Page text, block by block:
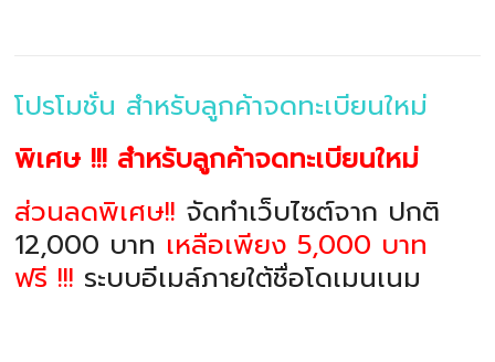
โปรโมชั่น สำหรับลูกค้าจดทะเบียนใหม่
พิเศษ !!! สำหรับลูกค้าจดทะเบียนใหม่
ส่วนลดพิเศษ!! จัดทำเว็บไซต์จาก ปกติ
12,000 บาท เหลือเพียง 5,000 บาท
ฟรี !!! ระบบอีเมล์ภายใต้ชื่อโดเมนเนม